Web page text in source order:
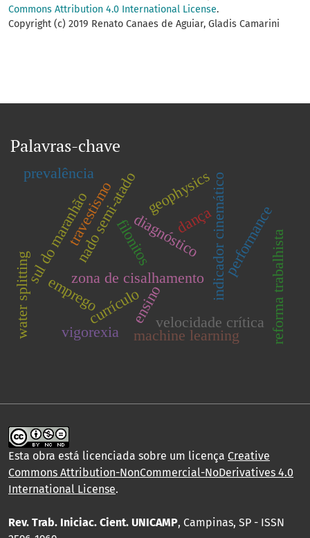
Commons Attribution 4.0 International License.
Copyright (c) 2019 Renato Canaes de Aguiar, Gladis Camarini
Palavras-chave
zona de cisalhamento indicador cinemático
filonitos dança
ensino
nado semi-atado
velocidade crítica
performance
diagnóstico
machine learning
geophysics
travestismo
currículo
sul do maranhão
prevalência
water splitting reforma trabalhista
emprego
vigorexia
Esta obra está licenciada sobre um licença Creative
Commons Attribution-NonCommercial-NoDerivatives 4.0
International License.
Rev. Trab. Iniciac. Cient. UNICAMP, Campinas, SP - ISSN